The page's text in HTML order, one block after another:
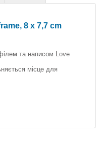
8 x 7,7 cm
та написом Love
місце для